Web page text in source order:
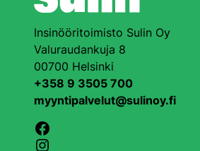
Insinööritoimisto Sulin Oy
Valuraudankuja 8
00700 Helsinki
+358 9 3505 700
myyntipalvelut@sulinoy.fi
Facebook
Instagram